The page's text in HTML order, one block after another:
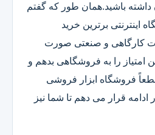
باشید.همان طور که گفتم
از ۱۰ فروشگاه اینترنتی برترین خرید
کارگاهی و صنعتی صورت
امتیاز را به فروشگاهی بدهم و
فروشگاه ابزار فروشی
ادامه قرار می دهم تا شما نیز